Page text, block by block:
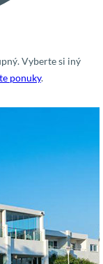
Vyberte si iný
ponuky.